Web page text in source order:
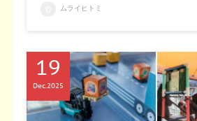
ムライヒトミ
19
Dec2025